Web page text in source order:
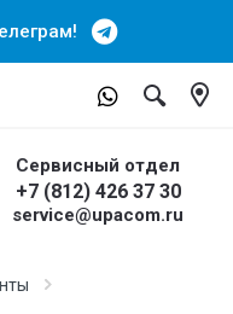
Сервисный отдел
+7 (812) 426 37 30
service@upacom.ru